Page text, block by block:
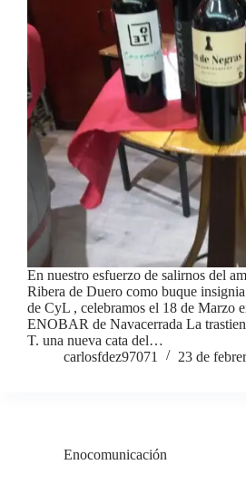
En nuestro esfuerzo de salirnos del
Ribera de Duero como buque
de CyL , celebramos el 18 de Marzo
ENOBAR de Navacerrada La
T. una nueva cata del…
carlosfdez97071
23 de
Enocomunicación